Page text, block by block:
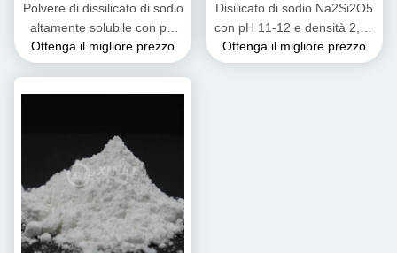
Polvere di dissilicato di sodio
altamente solubile con pH
alcalino 11-12 e densità 2,44
G/cm3 per applicazioni
Ottenga il migliore prezzo
Disilicato di sodio Na2Si2O5
con pH 11-12 e densità 2,44
g/cm3 Molto solubile per
applicazioni industriali
Ottenga il migliore prezzo